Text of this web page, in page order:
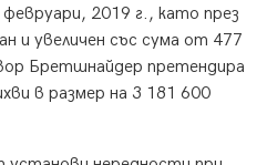
2019 г., като през
и увеличен със сума от 477
Бретшнайдер претендира
в размер на 3 181 600